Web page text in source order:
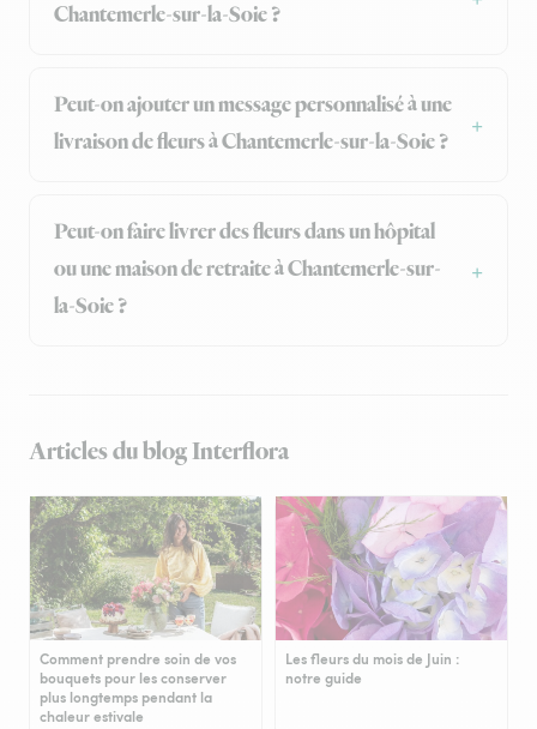
Chantemerle-sur-la-Soie ?
Peut-on ajouter un message personnalisé à une
livraison de fleurs à Chantemerle-sur-la-Soie ?
Peut-on faire livrer des fleurs dans un hôpital
ou une maison de retraite à Chantemerle-sur-
la-Soie ?
Articles du blog Interflora
Comment prendre soin de vos
bouquets pour les conserver
plus longtemps pendant la
chaleur estivale
Les fleurs du mois de Juin :
notre guide